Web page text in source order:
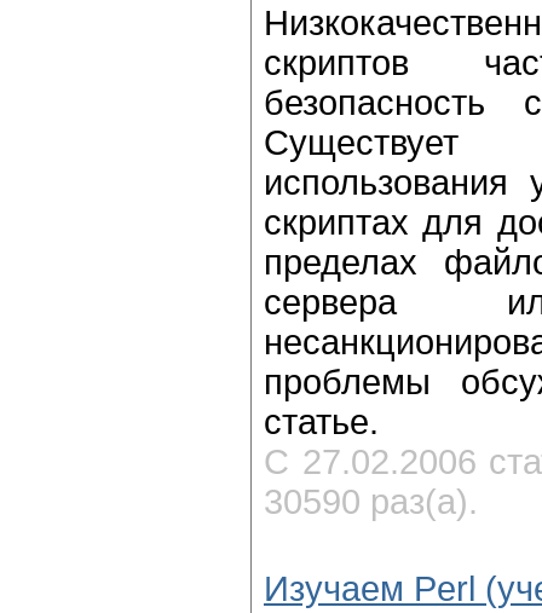
скриптов
использования
скриптах для
пределах
сервера
проблемы
статье.
С 27.02.2006
30590 раз(а).
Изучаем Perl